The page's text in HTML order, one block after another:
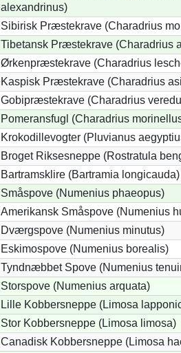
alexandrinus)
Sibirisk Præstekrave (Charadrius
Tibetansk Præstekrave (Charadrius
Ørkenpræstekrave (Charadrius
Kaspisk Præstekrave (Charadrius
Gobipræstekrave (Charadrius
Pomeransfugl (Charadrius
Krokodillevogter (Pluvianus
Broget Riksesneppe (Rostratula
Bartramsklire (Bartramia longicauda)
Småspove (Numenius phaeopus)
Amerikansk Småspove (Numenius
Dværgspove (Numenius minutus)
Eskimospove (Numenius borealis)
Tyndnæbbet Spove (Numenius
Storspove (Numenius arquata)
Lille Kobbersneppe (Limosa
Stor Kobbersneppe (Limosa limosa)
Canadisk Kobbersneppe (Limosa